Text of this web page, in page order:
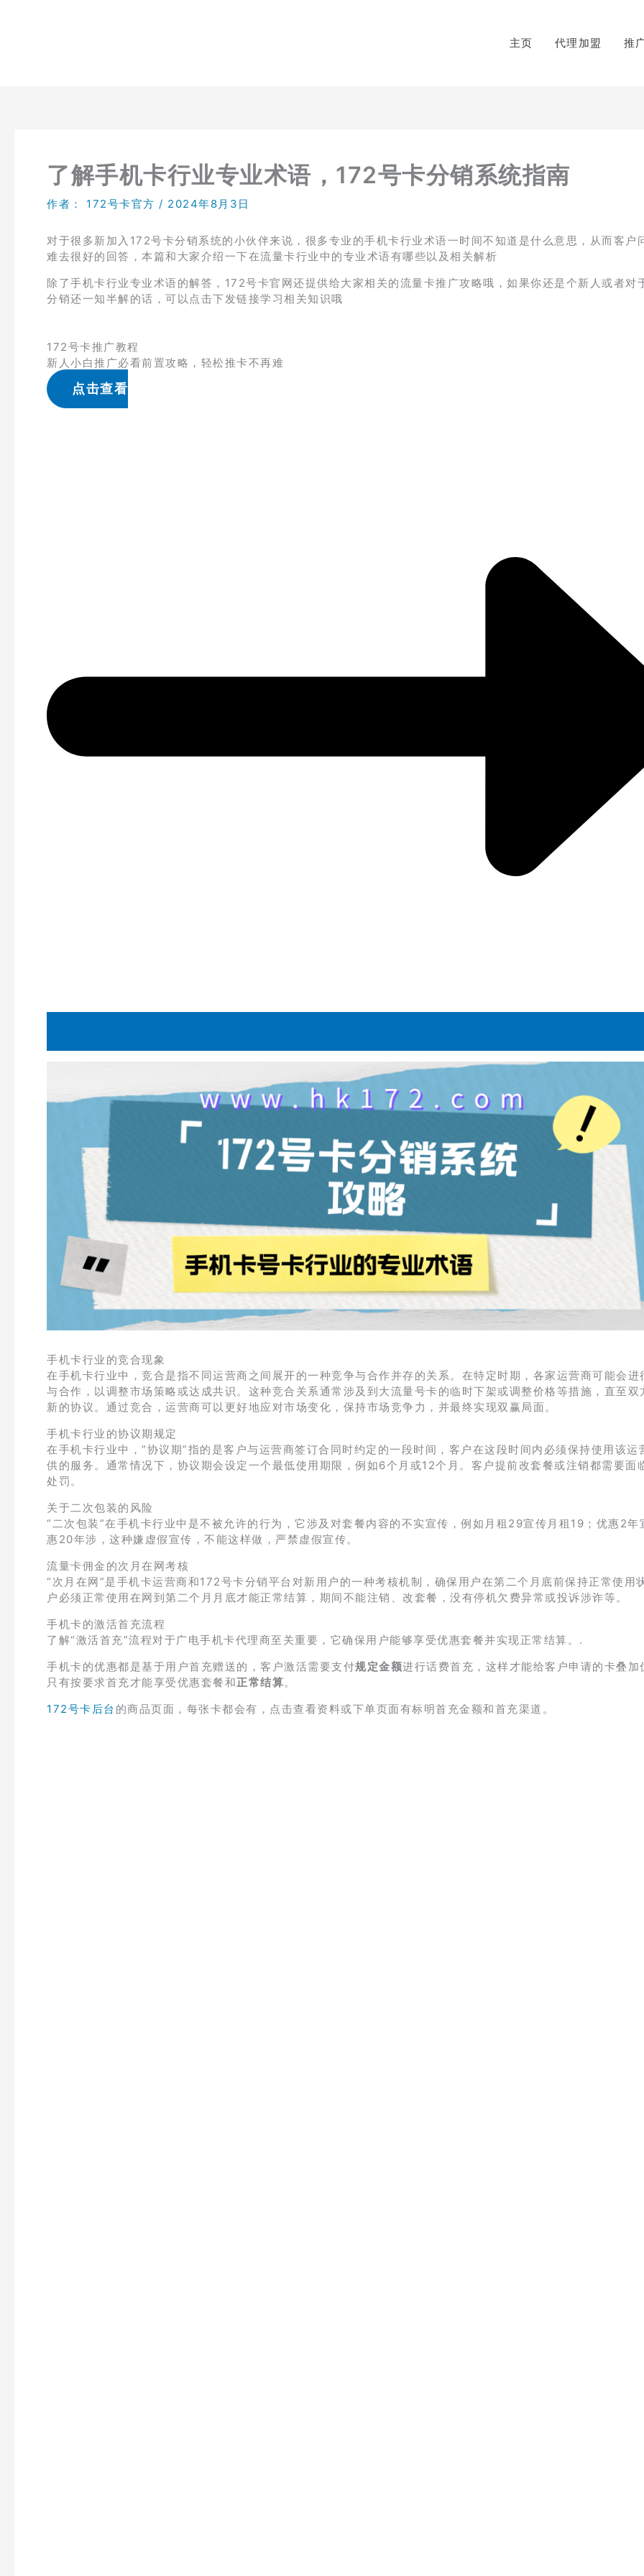
主页 代理加盟 推
了解手机卡行业专业术语，172号卡分销系统指南
作者： 172号卡官方 / 2024年8月3日
对于很多新加入172号卡分销系统的小伙伴来说，很多专业的手机卡行业术语一时间不知道是什么意思，从而客户
难去很好的回答，本篇和大家介绍一下在流量卡行业中的专业术语有哪些以及相关解析
除了手机卡行业专业术语的解答，172号卡官网还提供给大家相关的流量卡推广攻略哦，如果你还是个新人或者对
分销还一知半解的话，可以点击下发链接学习相关知识哦
172号卡推广教程
新人小白推广必看前置攻略，轻松推卡不再难
点击查看
手机卡行业的竞合现象
在手机卡行业中，竞合是指不同运营商之间展开的一种竞争与合作并存的关系。在特定时期，各家运营商可能会进
与合作，以调整市场策略或达成共识。这种竞合关系通常涉及到大流量号卡的临时下架或调整价格等措施，直至双
新的协议。通过竞合，运营商可以更好地应对市场变化，保持市场竞争力，并最终实现双赢局面。
手机卡行业的协议期规定
在手机卡行业中，”协议期”指的是客户与运营商签订合同时约定的一段时间，客户在这段时间内必须保持使用该运
供的服务。通常情况下，协议期会设定一个最低使用期限，例如6个月或12个月。客户提前改套餐或注销都需要面
处罚。
关于二次包装的风险
“二次包装”在手机卡行业中是不被允许的行为，它涉及对套餐内容的不实宣传，例如月租29宣传月租19；优惠2年
惠20年涉，这种嫌虚假宣传，不能这样做，严禁虚假宣传。
流量卡佣金的次月在网考核
“次月在网”是手机卡运营商和172号卡分销平台对新用户的一种考核机制，确保用户在第二个月底前保持正常使用
户必须正常使用在网到第二个月月底才能正常结算，期间不能注销、改套餐，没有停机欠费异常或投诉涉诈等。
手机卡的激活首充流程
了解“激活首充”流程对于广电手机卡代理商至关重要，它确保用户能够享受优惠套餐并实现正常结算。.
手机卡的优惠都是基于用户首充赠送的，客户激活需要支付规定金额进行话费首充，这样才能给客户申请的卡叠加
只有按要求首充才能享受优惠套餐和正常结算。
172号卡后台 的商品页面，每张卡都会有，点击查看资料或下单页面有标明首充金额和首充渠道。